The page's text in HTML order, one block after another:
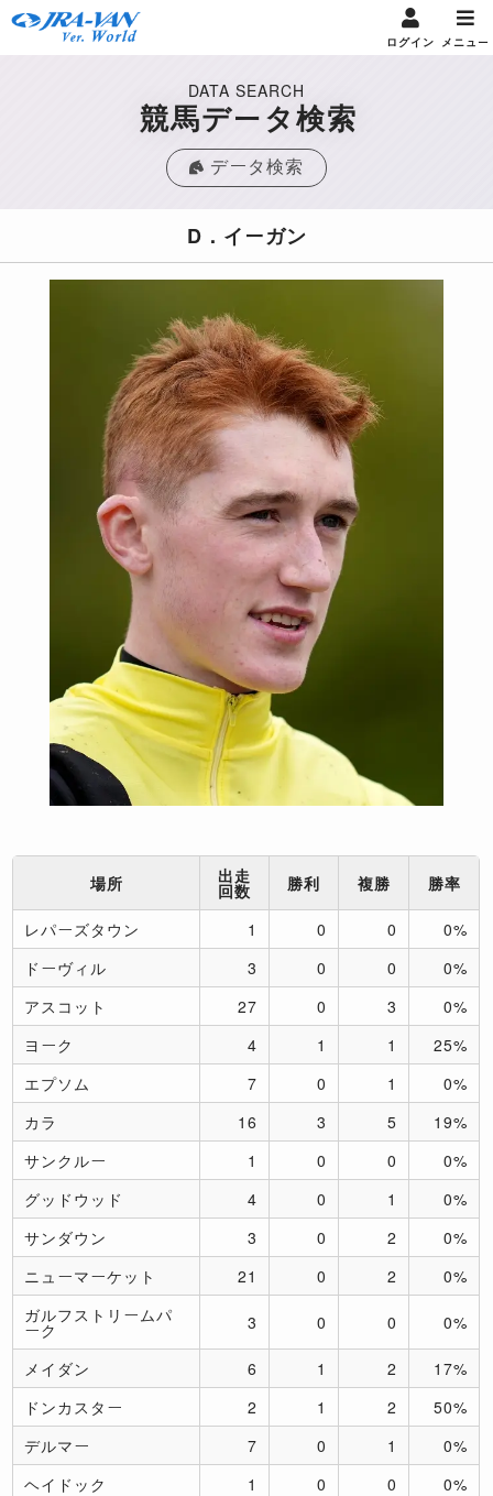
ログイン メニュー
DATA SEARCH
競馬データ検索
データ検索
D．イーガン
場所 出走
回数 勝利 複勝 勝率
レパーズタウン 1 0 0
0%
ドーヴィル
3 0 0
0%
アスコット
27 0 3
0%
ヨーク
4 1 1
25%
エプソム
7 0 1
0%
カラ
16 3 5
19%
サンクルー
1 0 0
0%
グッドウッド
4 0 1
0%
サンダウン
3 0 2
0%
ニューマーケット
21 0 2
0%
ガルフストリームパ
ーク 3 0 0 0%
メイダン 6 1 2
17%
ドンカスター
2 1 2
50%
デルマー
7 0 1
0%
ヘイドック
1 0 0
0%